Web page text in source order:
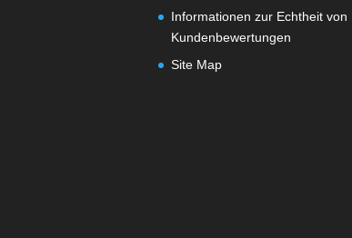
Informationen zur Echtheit von
Kundenbewertungen
Site Map